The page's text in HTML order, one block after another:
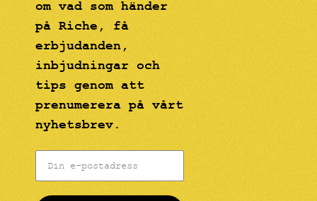
om vad som händer
på Riche, få
erbjudanden,
inbjudningar och
tips genom att
prenumerera på vårt
nyhetsbrev.